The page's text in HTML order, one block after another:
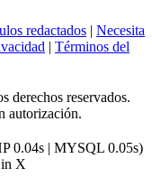
redactados | Necesita
| Términos del
derechos reservados.
autorización.
0.04s | MYSQL 0.05s)
X